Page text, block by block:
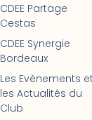
CDEE Partage
Cestas
CDEE Synergie
Bordeaux
Les Evènements et
les Actualités du
Club